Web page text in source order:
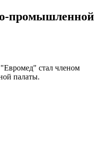
промышленной
стал членом
палаты.